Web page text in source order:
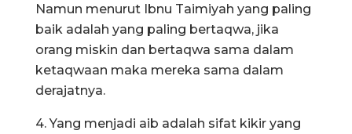
Namun menurut Ibnu Taimiyah yang paling
baik adalah yang paling bertaqwa, jika
orang miskin dan bertaqwa sama dalam
ketaqwaan maka mereka sama dalam
derajatnya.
4. Yang menjadi aib adalah sifat kikir yang